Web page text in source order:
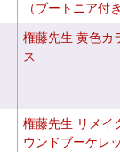
（ブートニア付き
権藤先生 黄色カ
ス
権藤先生 リメイ
ウンドブーケレ